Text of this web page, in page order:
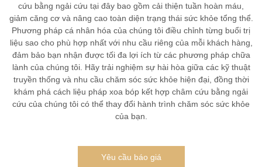
cứu bằng ngải cứu tại đây bao gồm cải thiện tuần hoàn máu,
giảm căng cơ và nâng cao toàn diện trạng thái sức khỏe tổng thể.
Phương pháp cá nhân hóa của chúng tôi điều chỉnh từng buổi trị
liệu sao cho phù hợp nhất với nhu cầu riêng của mỗi khách hàng,
đảm bảo bạn nhận được tối đa lợi ích từ các phương pháp chữa
lành của chúng tôi. Hãy trải nghiệm sự hài hòa giữa các kỹ thuật
truyền thống và nhu cầu chăm sóc sức khỏe hiện đại, đồng thời
khám phá cách liệu pháp xoa bóp kết hợp châm cứu bằng ngải
cứu của chúng tôi có thể thay đổi hành trình chăm sóc sức khỏe
của bạn.
Yêu cầu báo giá